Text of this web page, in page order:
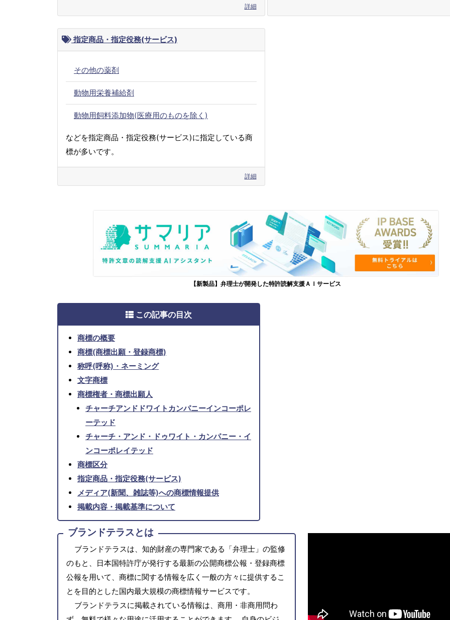
詳細
指定商品・指定役務(サービス)
その他の薬剤
動物用栄養補給剤
動物用飼料添加物(医療用のものを除く)
などを指定商品・指定役務(サービス)に指定している商
標が多いです。
詳細
【新製品】弁理士が開発した特許読解支援ＡＩサービス
この記事の目次
商標の概要
商標(商標出願・登録商標)
称呼(呼称)・ネーミング
文字商標
商標権者・商標出願人
チャーチアンドドワイトカンパニーインコーポレ
ーテッド
チャーチ・アンド・ドゥワイト・カンパニー・イ
ンコーポレイテッド
商標区分
指定商品・指定役務(サービス)
メディア(新聞、雑誌等)への商標情報提供
掲載内容・掲載基準について
ブランドテラスとは
ブランドテラスは、知的財産の専門家である「弁理士」の監修
のもと、日本国特許庁が発行する最新の公開商標公報・登録商標
公報を用いて、商標に関する情報を広く一般の方々に提供するこ
とを目的とした国内最大規模の商標情報サービスです。
ブランドテラスに掲載されている情報は、商用・非商用問わ